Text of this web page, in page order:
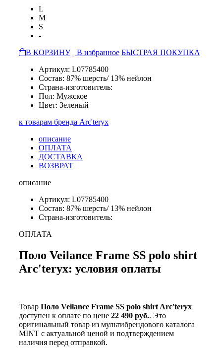
L
M
S
-
В КОРЗИНУ
В избранное БЫСТРАЯ ПОКУПКА
Артикул: L07785400
Состав: 87% шерсть/ 13% нейлон
Страна-изготовитель:
Пол: Мужское
Цвет: Зеленый
к товарам бренда Arc'teryx
описание
ОПЛАТА
ДОСТАВКА
ВОЗВРАТ
описание
Артикул: L07785400
Состав: 87% шерсть/ 13% нейлон
Страна-изготовитель:
ОПЛАТА
Поло Veilance Frame SS polo shirt
Arc'teryx: условия оплаты
Товар Поло Veilance Frame SS polo shirt Arc'teryx
доступен к оплате по цене 22 490 руб.. Это
оригинальный товар из мультибрендового каталога
MINT с актуальной ценой и подтверждением
наличия перед отправкой.